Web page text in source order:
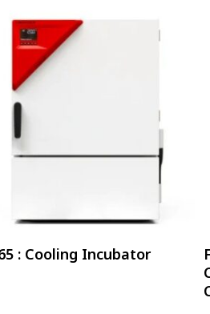
อ่านเพิ่ม
: Cooling Incubator